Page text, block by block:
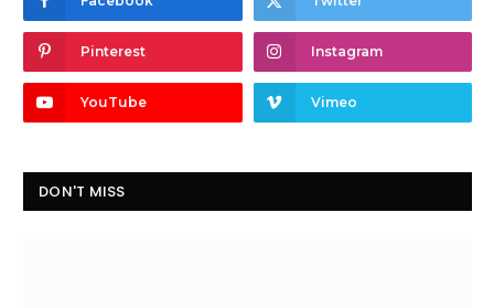
Pinterest Instagram
YouTube Vimeo
DON'T MISS